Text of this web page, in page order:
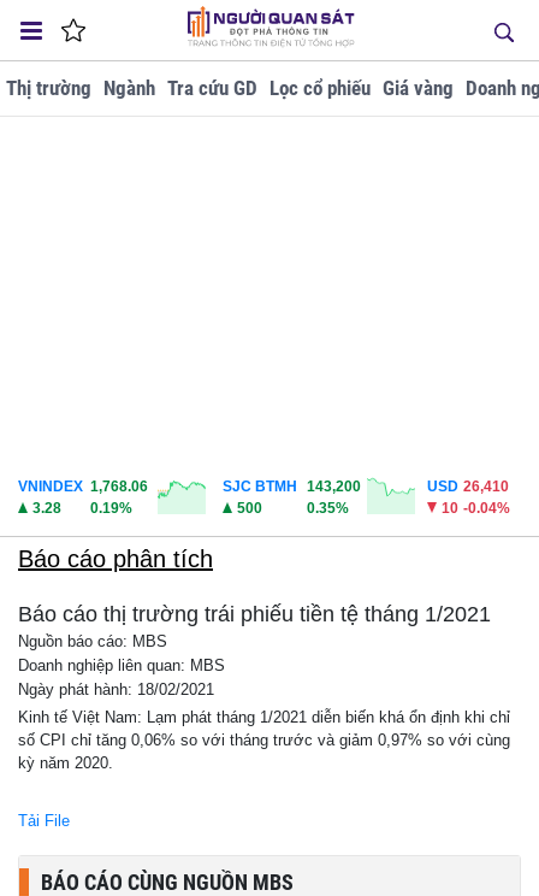
Thị trường Ngành Tra cứu GD Lọc cổ phiếu Giá vàng Doanh
VNINDEX 1,768.06
3.28
0.19%
SJC BTMH
143,200
500
0.35%
USD 26,410
10 -0.04%
Báo cáo phân tích
Báo cáo thị trường trái phiếu tiền tệ tháng 1/2021
Nguồn báo cáo: MBS
Doanh nghiệp liên quan: MBS
Ngày phát hành: 18/02/2021
Kinh tế Việt Nam: Lạm phát tháng 1/2021 diễn biến khá ổn định khi chỉ
số CPI chỉ tăng 0,06% so với tháng trước và giảm 0,97% so với cùng
kỳ năm 2020.
Tải File
BÁO CÁO CÙNG NGUỒN MBS